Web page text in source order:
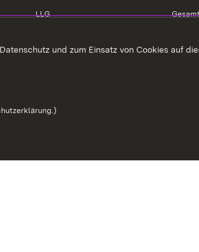
LLG
Bauen im Außenbereich
und zum Einsatz von Cookies auf